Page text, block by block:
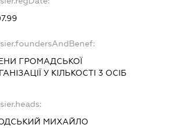
ГРОМАДСЬКОЇ
У КІЛЬКОСТІ 3 ОСІБ
МИХАЙЛО